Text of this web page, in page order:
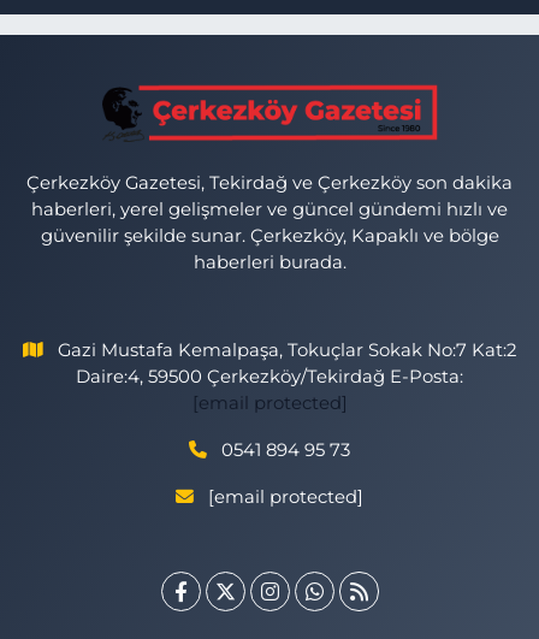
Çerkezköy Gazetesi, Tekirdağ ve Çerkezköy son dakika
haberleri, yerel gelişmeler ve güncel gündemi hızlı ve
güvenilir şekilde sunar. Çerkezköy, Kapaklı ve bölge
haberleri burada.
Gazi Mustafa Kemalpaşa, Tokuçlar Sokak No:7 Kat:2
Daire:4, 59500 Çerkezköy/Tekirdağ E-Posta:
[email protected]
0541 894 95 73
[email protected]